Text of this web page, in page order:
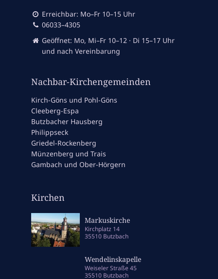
Erreichbar: Mo–Fr 10–15 Uhr
06033–4305
Geöffnet: Mo, Mi–Fr 10–12 · Di 15–17 Uhr
und nach Vereinbarung
Nachbar-Kirchengemeinden
Kirch-Göns und Pohl-Göns
Cleeberg-Espa
Butzbacher Hausberg
Philippseck
Griedel-Rockenberg
Münzenberg und Trais
Gambach und Ober-Hörgern
Kirchen
Markuskirche
Kirchplatz 14
35510 Butzbach
Wendelinskapelle
Weiseler Straße 45
35510 Butzbach